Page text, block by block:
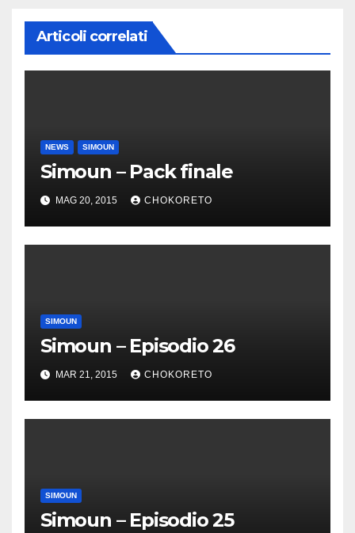
Articoli correlati
NEWS SIMOUN
Simoun – Pack finale
MAG 20, 2015 CHOKORETO
SIMOUN
Simoun – Episodio 26
MAR 21, 2015 CHOKORETO
SIMOUN
Simoun – Episodio 25